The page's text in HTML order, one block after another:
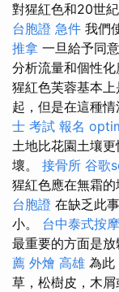
對猩紅色和20世
台胞證 急件 我們
推拿 一旦給予同
分析流量和個性
猩紅色芙蓉基本
起，但是在這種
士 考試 報名
土地比花園土壤
壞。 接骨所 谷歌
猩紅色應在無霜的
台胞證 在缺乏此
小。 台中泰式按
最重要的方面是放
薦 外燴 高雄 為此
草，松樹皮，木